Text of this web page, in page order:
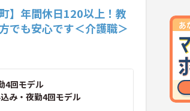
】年間休日120以上！教
でも安心です＜介護職＞
回モデル
み・夜勤4回モデル